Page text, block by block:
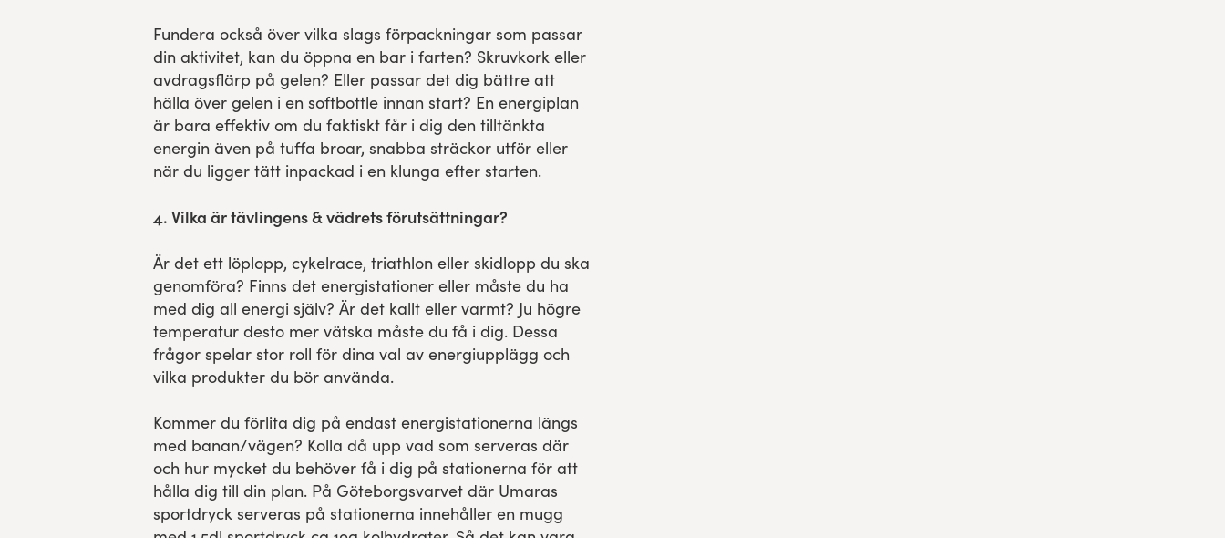
Fundera också över vilka slags förpackningar som passar
din aktivitet, kan du öppna en bar i farten? Skruvkork eller
avdragsflärp på gelen? Eller passar det dig bättre att
hälla över gelen i en softbottle innan start? En energiplan
är bara effektiv om du faktiskt får i dig den tilltänkta
energin även på tuffa broar, snabba sträckor utför eller
när du ligger tätt inpackad i en klunga efter starten.
4. Vilka är tävlingens & vädrets förutsättningar?
Är det ett löplopp, cykelrace, triathlon eller skidlopp du ska
genomföra? Finns det energistationer eller måste du ha
med dig all energi själv? Är det kallt eller varmt? Ju högre
temperatur desto mer vätska måste du få i dig. Dessa
frågor spelar stor roll för dina val av energiupplägg och
vilka produkter du bör använda.
Kommer du förlita dig på endast energistationerna längs
med banan/vägen? Kolla då upp vad som serveras där
och hur mycket du behöver få i dig på stationerna för att
hålla dig till din plan. På Göteborgsvarvet där Umaras
sportdryck serveras på stationerna innehåller en mugg